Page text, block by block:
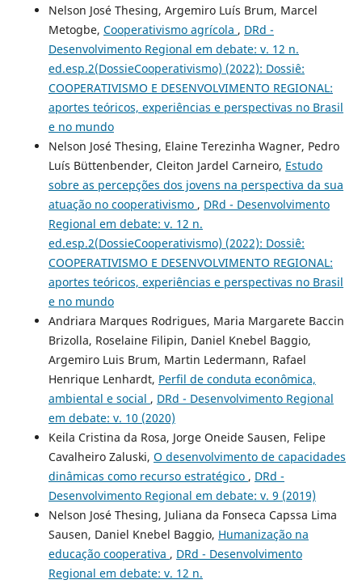
Nelson José Thesing, Argemiro Luís Brum, Marcel
Metogbe, Cooperativismo agrícola , DRd -
Desenvolvimento Regional em debate: v. 12 n.
ed.esp.2(DossieCooperativismo) (2022): Dossiê:
COOPERATIVISMO E DESENVOLVIMENTO REGIONAL:
aportes teóricos, experiências e perspectivas no Brasil
e no mundo
Nelson José Thesing, Elaine Terezinha Wagner, Pedro
Luís Büttenbender, Cleiton Jardel Carneiro, Estudo
sobre as percepções dos jovens na perspectiva da sua
atuação no cooperativismo , DRd - Desenvolvimento
Regional em debate: v. 12 n.
ed.esp.2(DossieCooperativismo) (2022): Dossiê:
COOPERATIVISMO E DESENVOLVIMENTO REGIONAL:
aportes teóricos, experiências e perspectivas no Brasil
e no mundo
Andriara Marques Rodrigues, Maria Margarete Baccin
Brizolla, Roselaine Filipin, Daniel Knebel Baggio,
Argemiro Luis Brum, Martin Ledermann, Rafael
Henrique Lenhardt, Perfil de conduta econômica,
ambiental e social , DRd - Desenvolvimento Regional
em debate: v. 10 (2020)
Keila Cristina da Rosa, Jorge Oneide Sausen, Felipe
Cavalheiro Zaluski, O desenvolvimento de capacidades
dinâmicas como recurso estratégico , DRd -
Desenvolvimento Regional em debate: v. 9 (2019)
Nelson José Thesing, Juliana da Fonseca Capssa Lima
Sausen, Daniel Knebel Baggio, Humanização na
educação cooperativa , DRd - Desenvolvimento
Regional em debate: v. 12 n.